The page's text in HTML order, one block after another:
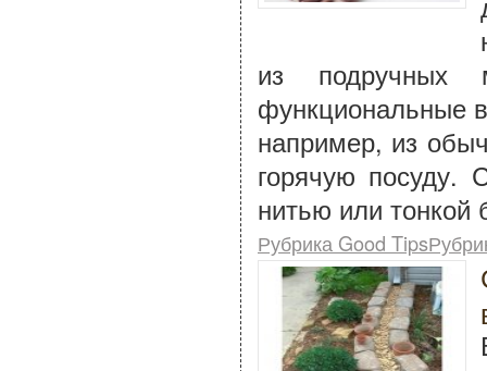
из подручных
функциональные
например, из
горячую посуду.
нитью или
Рубрика Good